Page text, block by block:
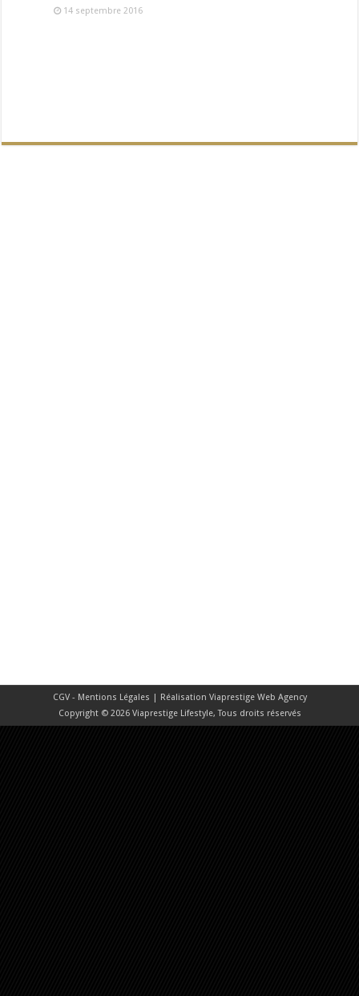
14 septembre 2016
CGV - Mentions Légales | Réalisation Viaprestige Web Agency
Copyright © 2026 Viaprestige Lifestyle, Tous droits réservés